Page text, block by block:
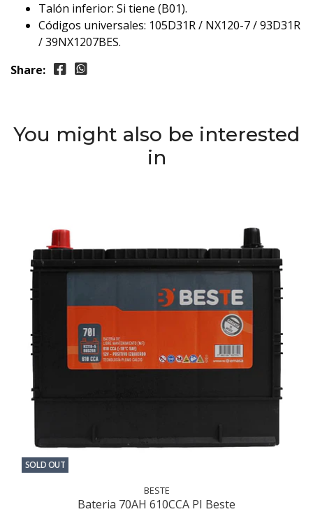
Talón inferior: Si tiene (B01).
Códigos universales: 105D31R / NX120-7 / 93D31R
/ 39NX1207BES.
Share:
You might also be interested
in
SOLD OUT
BESTE
Bateria 70AH 610CCA PI Beste